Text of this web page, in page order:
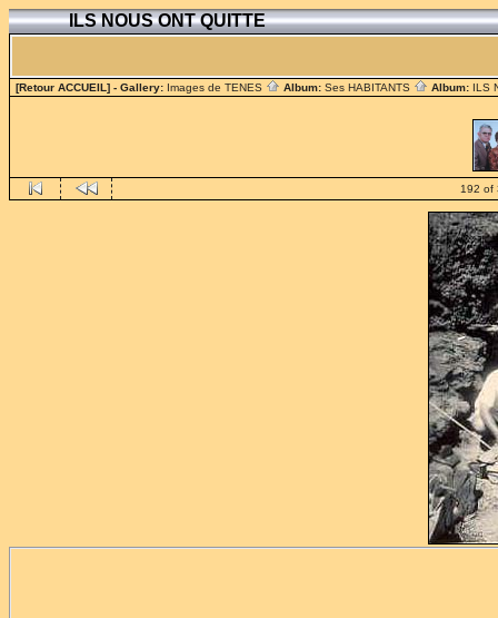
ILS NOUS ONT QUITTE
[Retour ACCUEIL] - Gallery: Images de TENES Album: Ses HABITANTS Album: ILS
192 of